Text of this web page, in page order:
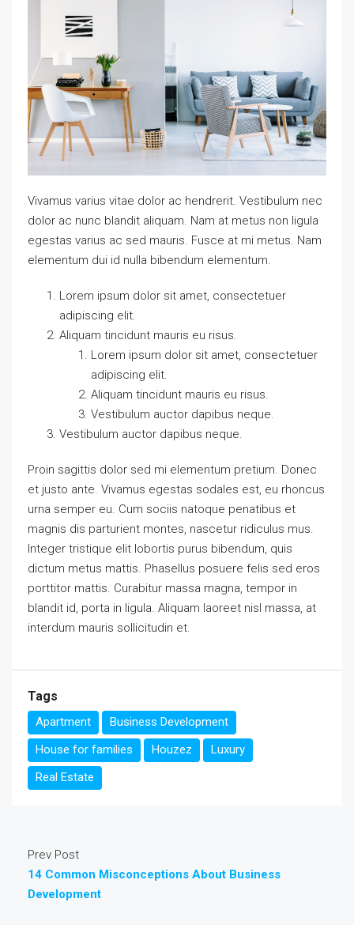
Vivamus varius vitae dolor ac hendrerit. Vestibulum nec
dolor ac nunc blandit aliquam. Nam at metus non ligula
egestas varius ac sed mauris. Fusce at mi metus. Nam
elementum dui id nulla bibendum elementum.
Lorem ipsum dolor sit amet, consectetuer
adipiscing elit.
Aliquam tincidunt mauris eu risus.
Lorem ipsum dolor sit amet, consectetuer
adipiscing elit.
Aliquam tincidunt mauris eu risus.
Vestibulum auctor dapibus neque.
Vestibulum auctor dapibus neque.
Proin sagittis dolor sed mi elementum pretium. Donec
et justo ante. Vivamus egestas sodales est, eu rhoncus
urna semper eu. Cum sociis natoque penatibus et
magnis dis parturient montes, nascetur ridiculus mus.
Integer tristique elit lobortis purus bibendum, quis
dictum metus mattis. Phasellus posuere felis sed eros
porttitor mattis. Curabitur massa magna, tempor in
blandit id, porta in ligula. Aliquam laoreet nisl massa, at
interdum mauris sollicitudin et.
Tags
Apartment
Business Development
House for families
Houzez
Luxury
Real Estate
Prev Post
14 Common Misconceptions About Business
Development